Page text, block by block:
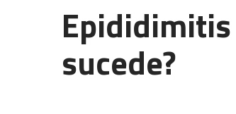
sucede?